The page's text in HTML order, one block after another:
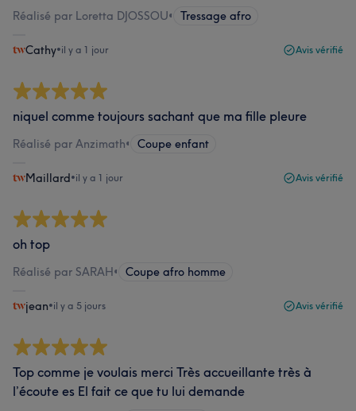
Réalisé par Loretta DJOSSOU• Tressage afro
Cathy•il y a 1 jour Avis vérifié
niquel comme toujours sachant que ma fille pleure
Réalisé par Anzimath• Coupe enfant
Maillard•il y a 1 jour Avis vérifié
oh top
Réalisé par SARAH• Coupe afro homme
jean•il y a 5 jours Avis vérifié
Top comme je voulais merci Très accueillante très à
l’écoute es El fait ce que tu lui demande